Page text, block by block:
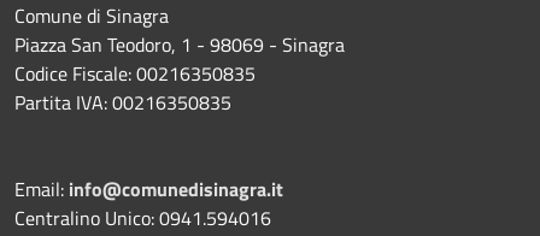
Comune di Sinagra
Piazza San Teodoro, 1 - 98069 - Sinagra
Codice Fiscale: 00216350835
Partita IVA: 00216350835
Email: info@comunedisinagra.it
Centralino Unico: 0941.594016